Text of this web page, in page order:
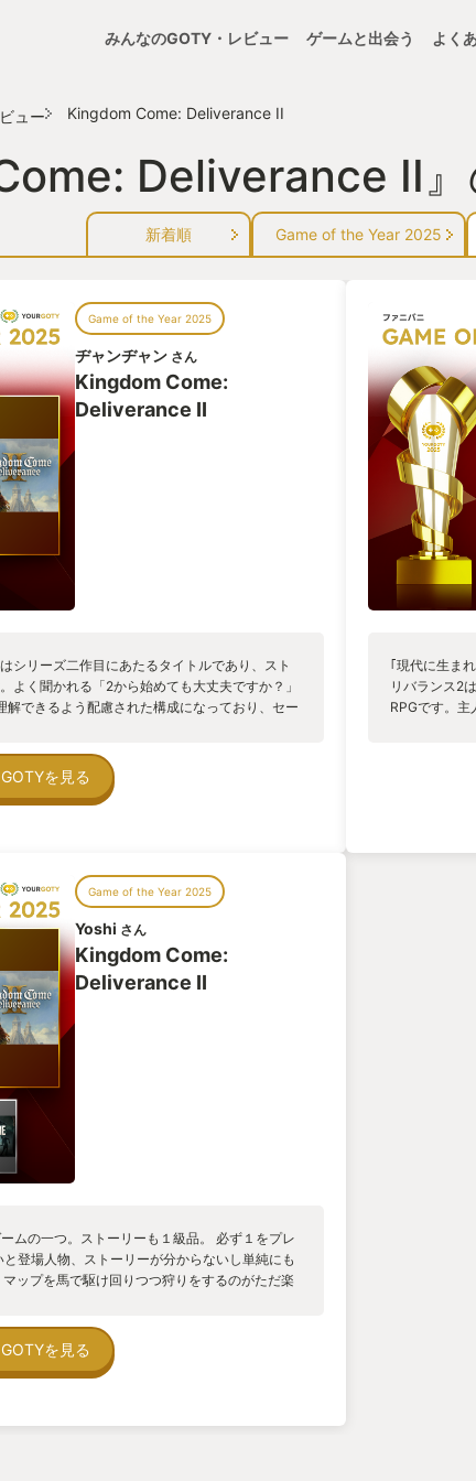
みんなのGOTY・レビュー ゲームと出会う よく
ュー Kingdom Come: Deliverance II
Deliverance II
新着順 Game of the Year 2025
Game of the Year 2025
ヂャンヂャン さん
Kingdom Come:
Deliverance II
シリーズ二作目にあたるタイトルであり、スト
よく聞かれる「2から始めても大丈夫ですか？」
解できるよう配慮された構成になっており、セー
す。理解したうえで遊ぶのであれば問題ありま
味わってほしい私としては、ぜひ1作目からプレ
ます。主人公ヘンリーは田舎町で暮らす鍛冶屋
ていた日々は、突如襲ってきた盗賊団とクマン
住民が命を落とします。 命からがら逃げ延びた
う託された一本の剣”を手に、父の意志と仇討ち
上がっていくことになります。 1作目は、ヘンリ
じるため、一見するとモヤモヤしそうですが、
の関係が、共に修羅場を潜り抜ける中で友情へ
ドラマがフルボイスの演技と共に深みを与えて
“小説の上巻を読み終えたような満足感”があり、
り、1作目の発売から7年を待たされたプレイヤ
る方は非常に幸運です。
■ 2作目について ゲーム内では1年も経っていま
時に相手にできるほど成長したヘンリー”を、デ
る形で再構築することに成功しています。これ
て確かめていただきたいところです。 物語のテ
没入感はさらに強化されています。
、オブジェクトの細部に至るまで、ただ眺めて
アリティがあります。 特に驚かされるのはNPC
盗みや殺害といった行為はもちろん、犯行現場
界に生きている実感を強く与えてくれます。 ま
リティを優先しているため、昨今のタイトルに
事前に理解しておきたいポイントです。
GOTYを見る
｢現代に生ま
リバランス2
RPGです。主
らします。
以上の相手
かするのがこ
Game of the Year 2025
Yoshi さん
Kingdom Come:
Deliverance II
ムの一つ。ストーリーも１級品。 必ず１をプレ
登場人物、ストーリーが分からないし単純にも
ップを馬で駆け回りつつ狩りをするのがただ楽
GOTYを見る